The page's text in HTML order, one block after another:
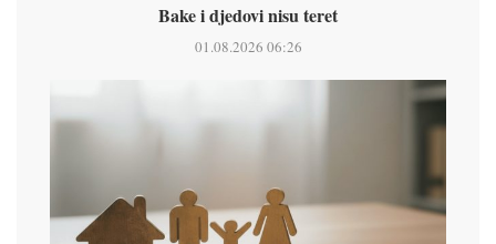
Bake i djedovi nisu teret
01.08.2026 06:26